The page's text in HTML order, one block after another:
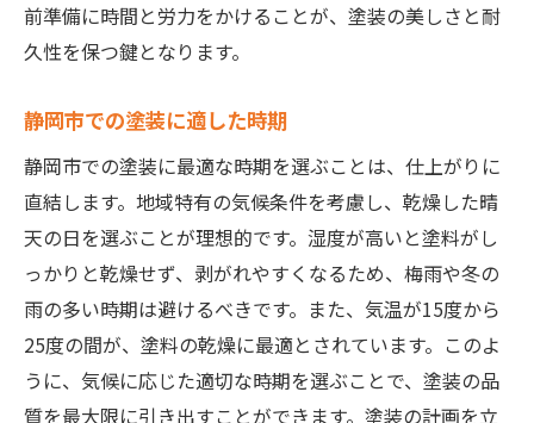
前準備に時間と労力をかけることが、塗装の美しさと耐
久性を保つ鍵となります。
静岡市での塗装に適した時期
静岡市での塗装に最適な時期を選ぶことは、仕上がりに
直結します。地域特有の気候条件を考慮し、乾燥した晴
天の日を選ぶことが理想的です。湿度が高いと塗料がし
っかりと乾燥せず、剥がれやすくなるため、梅雨や冬の
雨の多い時期は避けるべきです。また、気温が15度から
25度の間が、塗料の乾燥に最適とされています。このよ
うに、気候に応じた適切な時期を選ぶことで、塗装の品
質を最大限に引き出すことができます。塗装の計画を立